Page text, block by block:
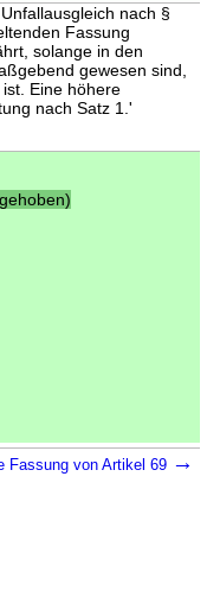
nach §
Fassung
solange in den
gewesen sind,
Eine höhere
nach Satz 1.'
Fassung von Artikel 69 →